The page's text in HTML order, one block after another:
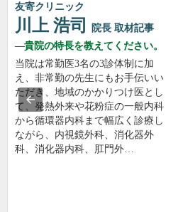
友寄クリニック
川上 浩司 院長 取材記事
貴院の特長を教えてください。
当院は常勤医3名の3診体制に加
え、非常勤の先生にもお手伝いい
ただき、地域のかかりつけ医とし
て、発熱外来や花粉症の一般内科
から循環器内科まで幅広く診療し
ながら、内視鏡外科、消化器外
科、消化器内科、肛門外…